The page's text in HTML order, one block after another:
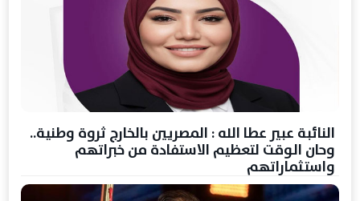
النائبة عبير عطا الله : المصريين بالخارج ثروة وطنية..
وحان الوقت لتعظيم الاستفادة من خبراتهم
واستثماراتهم